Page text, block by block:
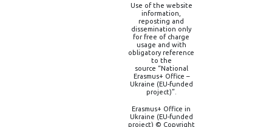
Use of the website
information,
reposting and
dissemination only
for free of charge
usage and with
obligatory reference
to the
source “National
Erasmus+ Office –
Ukraine (EU-funded
project)”.
Erasmus+ Office in
Ukraine (EU-funded
project) © Copyright